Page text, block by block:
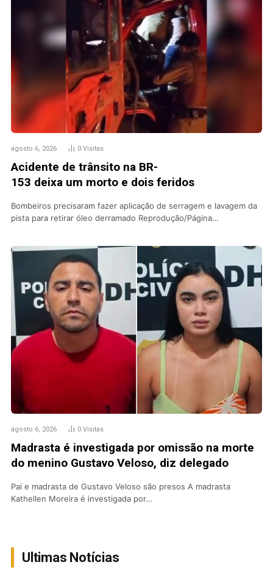
agosto 6, 2026 0 Visitas
Acidente de trânsito na BR-
153 deixa um morto e dois feridos
Bombeiros precisaram fazer aplicação de serragem e lavagem da
pista para retirar óleo derramado Reprodução/Página…
agosto 6, 2026 0 Visitas
Madrasta é investigada por omissão na morte
do menino Gustavo Veloso, diz delegado
Pai e madrasta de Gustavo Veloso são presos A madrasta
Kathellen Moreira é investigada por…
Ultimas Notícias